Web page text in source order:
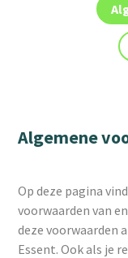
Algemene
Op deze pagina
voorwaarden van
deze voorwaarden
Essent. Ook als je